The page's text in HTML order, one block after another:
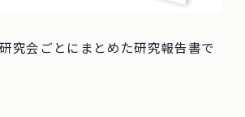
究会ごとにまとめた研究報告書で